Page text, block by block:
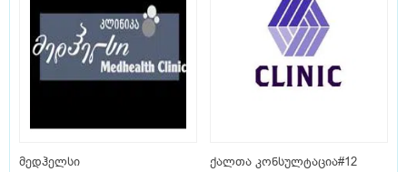
მედჰელსი ქალთა კონსულტაცია#12